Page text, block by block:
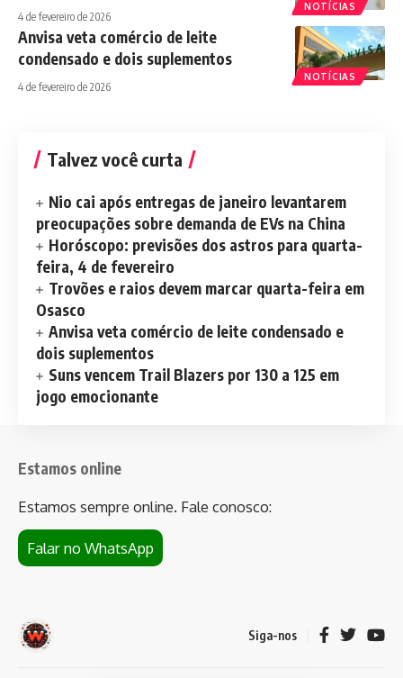
NOTÍCIAS
4 de fevereiro de 2026
NOTÍCIAS
Anvisa veta comércio de leite
condensado e dois suplementos
4 de fevereiro de 2026
Talvez você curta
Nio cai após entregas de janeiro levantarem
preocupações sobre demanda de EVs na China
Horóscopo: previsões dos astros para quarta-
feira, 4 de fevereiro
Trovões e raios devem marcar quarta-feira em
Osasco
Anvisa veta comércio de leite condensado e
dois suplementos
Suns vencem Trail Blazers por 130 a 125 em
jogo emocionante
Estamos online
Estamos sempre online. Fale conosco:
Falar no WhatsApp
Siga-nos